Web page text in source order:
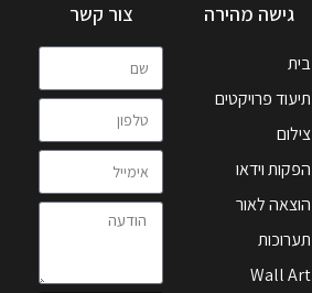
גישה מהירה
בית
תיעוד פרויקטים
צילום
הפקות וידאו
הוצאה לאור
תערוכות
Wall Art
צור קשר